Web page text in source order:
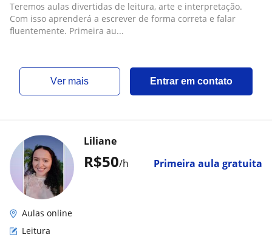
Teremos aulas divertidas de leitura, arte e interpretação.
Com isso aprenderá a escrever de forma correta e falar
fluentemente. Primeira au...
ver mais Entrar em contato
R$50/h Primeira aula gratuita
Liliane
Aulas online
Leitura